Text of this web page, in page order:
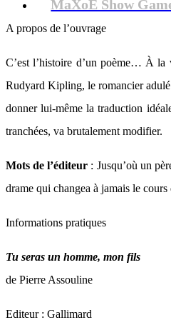
MaXoE Show
A propos de l’ouvrage
C’est l’histoire d’un poème… À la
Rudyard Kipling, le romancier
donner lui-même la traduction
tranchées, va brutalement modifier.
Mots de l’éditeur : Jusqu’où un
drame qui changea à jamais le
Informations pratiques
Tu seras un homme, mon fils
de Pierre Assouline
Editeur : Gallimard